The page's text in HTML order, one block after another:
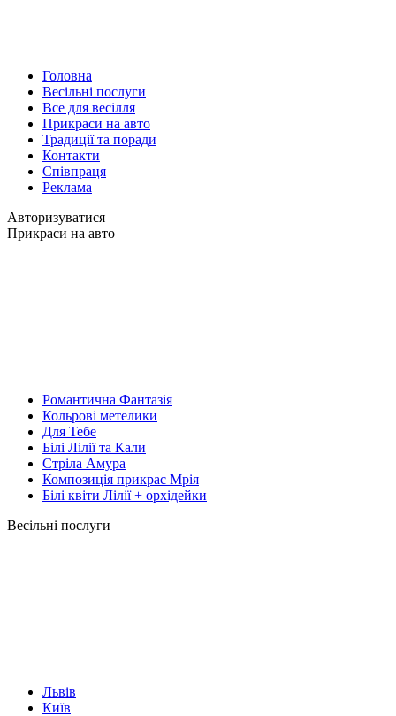
Головна
Весільні послуги
Все для весілля
Прикраси на авто
Традиції та поради
Контакти
Співпраця
Реклама
Авторизуватися
Прикраси на авто
Романтична Фантазія
Кольрові метелики
Для Тебе
Білі Лілії та Кали
Стріла Амура
Композиція прикрас Мрія
Білі квіти Лілії + орхідейки
Весільні послуги
Львів
Київ